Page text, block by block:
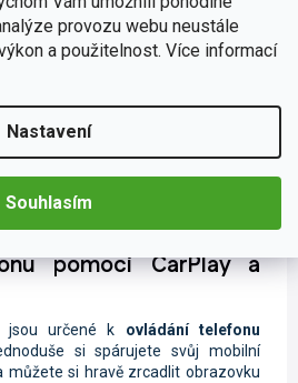
provozu webu neustále
a použitelnost. Více informací
Nastavení
Souhlasím
za jízdy
disponuje chytrou
vyřizovat své hovory během
je takéhlasové ovládání
pomocí CarPlay a
jsou určené k ovládání telefonu
si spárujete svůj mobilní
si hravě zrcadlit obrazovku